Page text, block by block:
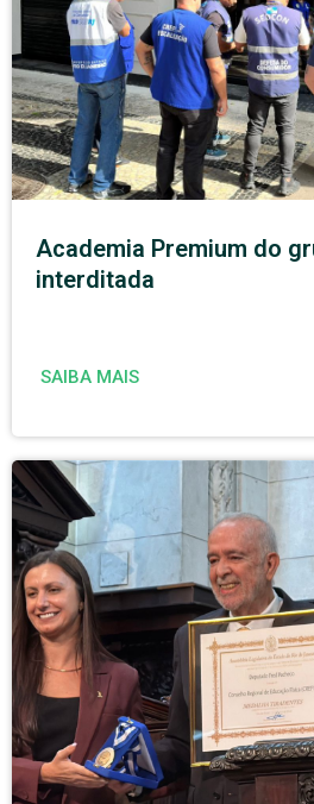
Academia Premium do
interditada
SAIBA MAIS